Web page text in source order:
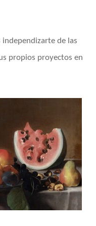
independizarte de las
propios proyectos en